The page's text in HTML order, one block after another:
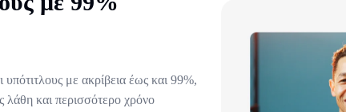
με ακρίβεια έως και 99%,
λάθη και περισσότερο χρόνο